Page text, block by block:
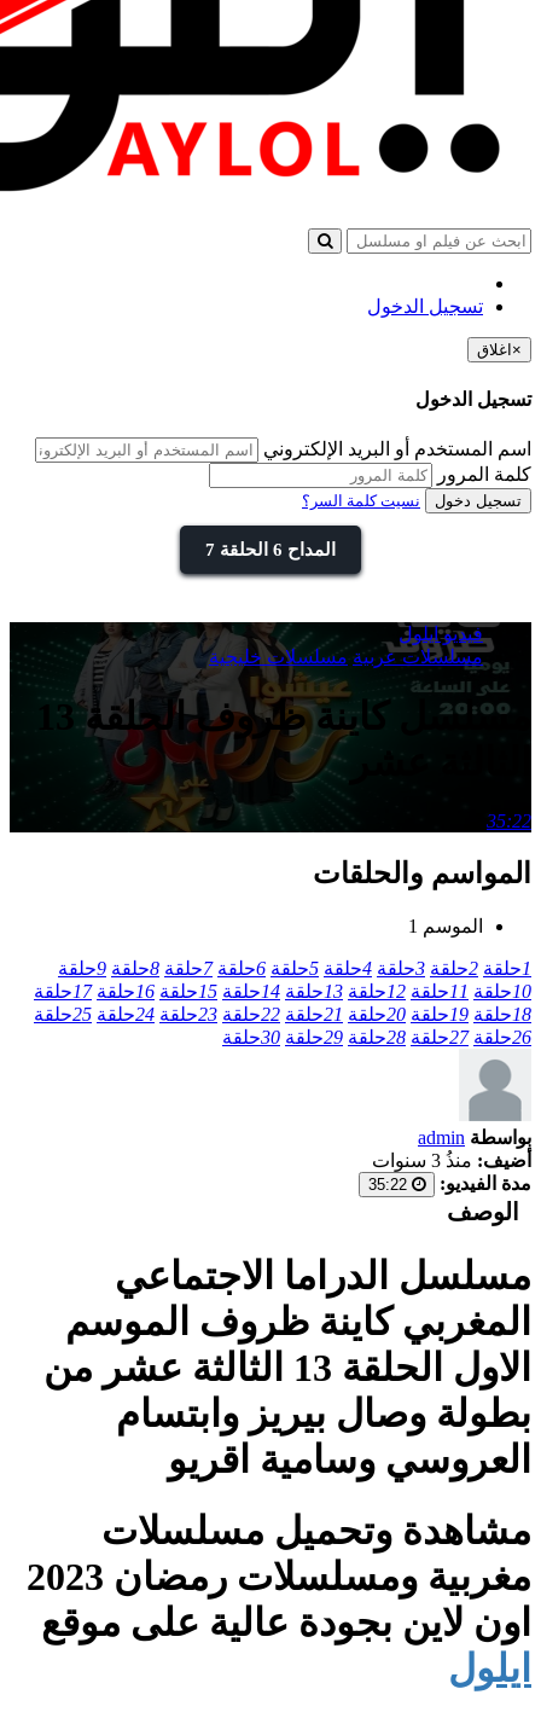
تسجيل الدخول
× اغلاق
تسجيل الدخول
اسم المستخدم أو البريد الإلكتروني
كلمة المرور
تسجيل دخول نسيت كلمة السر؟
المداح 6 الحلقة 7
فيديو ايلول
مسلسلات عربية مسلسلات خليجية
مسلسل كاينة ظروف الحلقة 13
الثالثة عشر
35:22
المواسم والحلقات
الموسم 1
1حلقة 2حلقة 3حلقة 4حلقة 5حلقة 6حلقة 7حلقة 8حلقة 9حلقة
10حلقة 11حلقة 12حلقة 13حلقة 14حلقة 15حلقة 16حلقة 17حلقة
18حلقة 19حلقة 20حلقة 21حلقة 22حلقة 23حلقة 24حلقة 25حلقة
26حلقة 27حلقة 28حلقة 29حلقة 30حلقة
بواسطة admin
أضيف: منذُ 3 سنوات
مدة الفيديو:
الوصف
مسلسل الدراما الاجتماعي
المغربي كاينة ظروف الموسم
الاول الحلقة 13 الثالثة عشر من
بطولة وصال بيريز وابتسام
العروسي وسامية اقريو
مشاهدة وتحميل مسلسلات
مغربية ومسلسلات رمضان 2023
اون لاين بجودة عالية على موقع
ايلول